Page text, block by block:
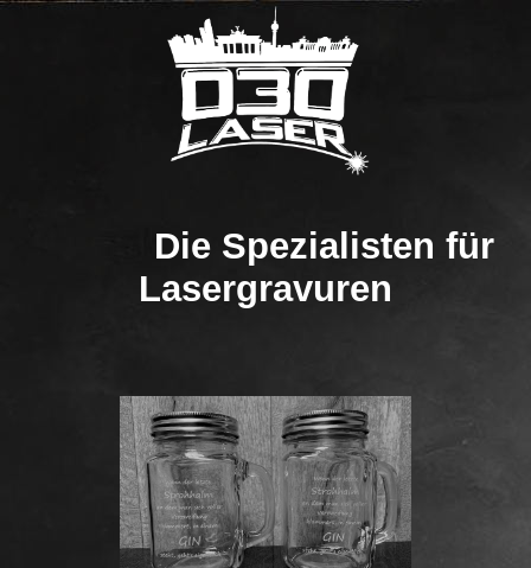
Die Spezialisten für
Lasergravuren